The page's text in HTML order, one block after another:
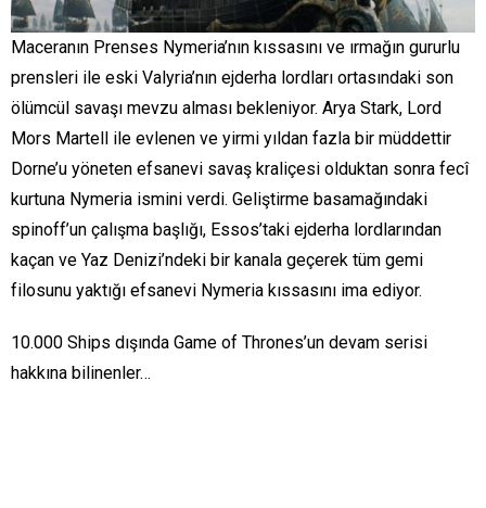
Maceranın Prenses Nymeria’nın kıssasını ve ırmağın gururlu
prensleri ile eski Valyria’nın ejderha lordları ortasındaki son
ölümcül savaşı mevzu alması bekleniyor. Arya Stark, Lord
Mors Martell ile evlenen ve yirmi yıldan fazla bir müddettir
Dorne’u yöneten efsanevi savaş kraliçesi olduktan sonra fecî
kurtuna Nymeria ismini verdi. Geliştirme basamağındaki
spinoff’un çalışma başlığı, Essos’taki ejderha lordlarından
kaçan ve Yaz Denizi’ndeki bir kanala geçerek tüm gemi
filosunu yaktığı efsanevi Nymeria kıssasını ima ediyor.
10.000 Ships dışında Game of Thrones’un devam serisi
hakkına bilinenler…